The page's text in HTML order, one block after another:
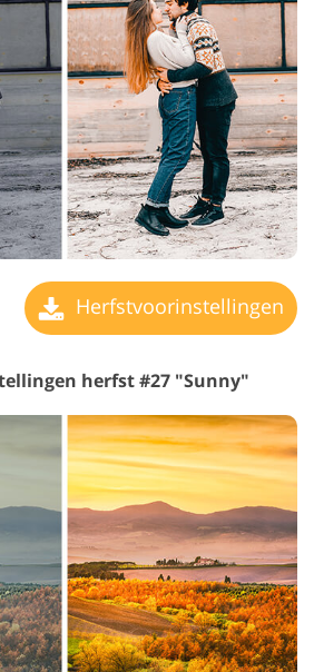
Herfstvoorinstellingen
herfst #27 "Sunny"